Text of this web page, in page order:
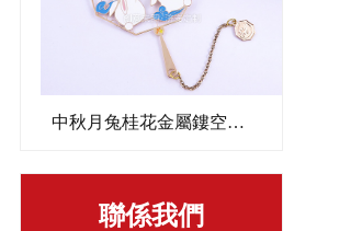
中秋月兔桂花金屬鏤空書簽文創禮品
聯係我們